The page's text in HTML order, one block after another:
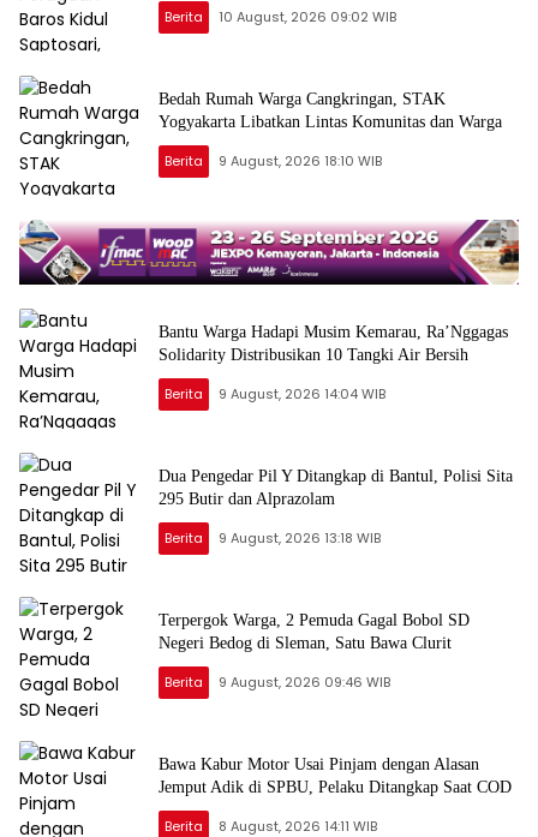
Berita 10 August, 2026 09:02 WIB
Bedah Rumah Warga Cangkringan, STAK
Yogyakarta Libatkan Lintas Komunitas dan Warga
Berita 9 August, 2026 18:10 WIB
Bantu Warga Hadapi Musim Kemarau, Ra’Nggagas
Solidarity Distribusikan 10 Tangki Air Bersih
Berita 9 August, 2026 14:04 WIB
Dua Pengedar Pil Y Ditangkap di Bantul, Polisi Sita
295 Butir dan Alprazolam
Berita 9 August, 2026 13:18 WIB
Terpergok Warga, 2 Pemuda Gagal Bobol SD
Negeri Bedog di Sleman, Satu Bawa Clurit
Berita 9 August, 2026 09:46 WIB
Bawa Kabur Motor Usai Pinjam dengan Alasan
Jemput Adik di SPBU, Pelaku Ditangkap Saat COD
Berita 8 August, 2026 14:11 WIB